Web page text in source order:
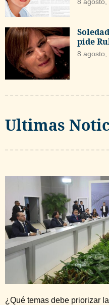
pide
8 agosto,
Ultimas
¿Qué temas debe priorizar